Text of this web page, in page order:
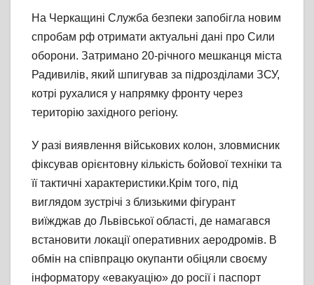
На Черкащині Служба безпеки запобігла новим
спробам рф отримати актуальні дані про Сили
оборони. Затримано 20-річного мешканця міста
Радивилів, який шпигував за підрозділами ЗСУ,
котрі рухалися у напрямку фронту через
територію західного регіону.
У разі виявлення військових колон, зловмисник
фіксував орієнтовну кількість бойової техніки та
її тактичні характеристики.Крім того, під
виглядом зустрічі з близькими фігурант
виїжджав до Львівської області, де намагався
встановити локації оперативних аеродромів. В
обмін на співпрацю окупанти обіцяли своєму
інформатору «евакуацію» до росії і паспорт